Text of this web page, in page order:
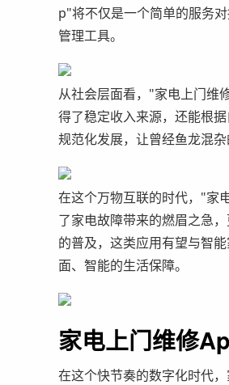
p"将不仅是一个简单的服务
管理工具。
从社会层面看，"家电上门维
得了稳定收入来源，还能根
规范化发展，让曾经鱼龙混杂
在这个万物互联的时代，"家
了家电故障带来的燃眉之急
的普及，这类应用有望与智
面、智能的生活保障。
家电上门维修
在这个快节奏的数字化时代